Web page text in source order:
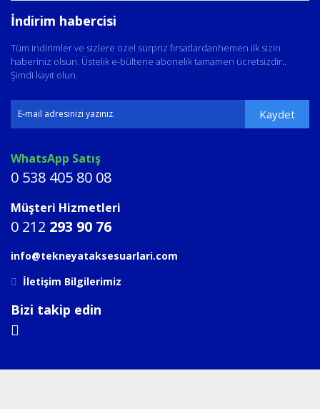
İndirim habercisi
Tüm indirimler ve sizlere özel sürpriz fırsatlardanhemen ilk sizin
haberiniz olsun. Üstelik e-bültene abonelik tamamen ücretsizdir..
Şimdi kayıt olun.
Kaydet
WhatsApp Satış
0 538 405 80 08
Müşteri Hizmetleri
0 212 293 90 76
info@tekneyataksesuarlari.com
İletişim Bilgilerimiz
Bizi takip edin